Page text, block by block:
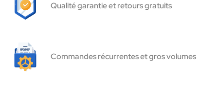
Qualité garantie et retours gratuits
Commandes récurrentes et gros volumes